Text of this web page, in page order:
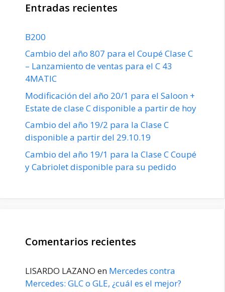
Entradas recientes
B200
Cambio del año 807 para el Coupé Clase C
– Lanzamiento de ventas para el C 43
4MATIC
Modificación del año 20/1 para el Saloon +
Estate de clase C disponible a partir de hoy
Cambio del año 19/2 para la Clase C
disponible a partir del 29.10.19
Cambio del año 19/1 para la Clase C Coupé
y Cabriolet disponible para su pedido
Comentarios recientes
LISARDO LAZANO en Mercedes contra
Mercedes: GLC o GLE, ¿cuál es el mejor?